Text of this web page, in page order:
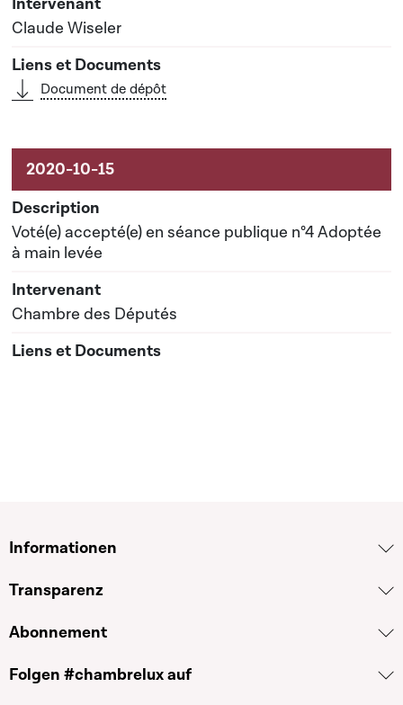
Claude Wiseler
Document de dépôt
Voté(e) accepté(e) en séance publique n°4 Adoptée
à main levée
Chambre des Députés
Informationen
Transparenz
Abonnement
Folgen #chambrelux auf